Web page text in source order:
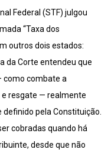
Federal (STF) julgou
“Taxa dos
outros dois estados:
da Corte entendeu que
como combate a
e resgate — realmente
pela Constituição.
cobradas quando há
desde que não